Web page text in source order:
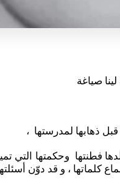
لينا صياغة
ذهابها لمدرستها ،
فطنتها وحكمتها التي
كلماتها ، و قد دوّن